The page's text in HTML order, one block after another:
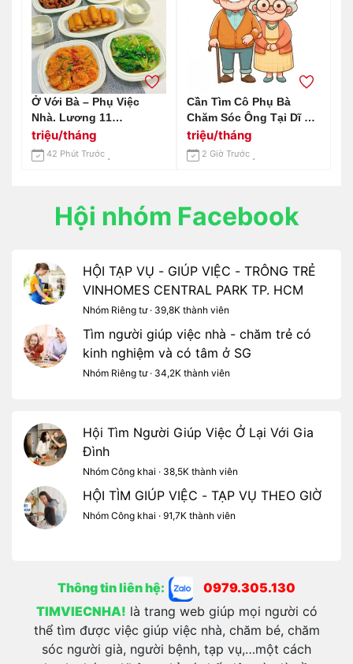
Ở Với Bà – Phụ Việc
Nhà. Lương 11
Triệu/tháng, Tại Dĩ An –
Bình Dương
triệu/tháng
42 Phút Trước
Cần Tìm Cô Phụ Bà
Chăm Sóc Ông Tại Dĩ An
Bình Dương:
0978609760 ( Có Zalo)
triệu/tháng
2 Giờ Trước
Hội nhóm Facebook
HỘI TẠP VỤ - GIÚP VIỆC - TRÔNG TRẺ
VINHOMES CENTRAL PARK TP. HCM
Nhóm Riêng tư · 39,8K thành viên
Tìm người giúp việc nhà - chăm trẻ có
kinh nghiệm và có tâm ở SG
Nhóm Riêng tư · 34,2K thành viên
Hội Tìm Người Giúp Việc Ở Lại Với Gia
Đình
Nhóm Công khai · 38,5K thành viên
HỘI TÌM GIÚP VIỆC - TẠP VỤ THEO GIỜ
Nhóm Công khai · 91,7K thành viên
Thông tin liên hệ:
0979.305.130
TIMVIECNHA! là trang web giúp mọi người có
thể tìm được việc giúp việc nhà, chăm bé, chăm
sóc người già, người bệnh, tạp vụ,…một cách